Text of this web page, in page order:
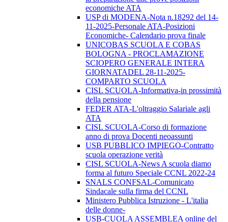
economiche ATA
USP di MODENA-Nota n.18292 del 14-
11-2025-Personale ATA-Posizioni
Economiche- Calendario prova finale
UNICOBAS SCUOLA E COBAS
BOLOGNA - PROCLAMAZIONE
SCIOPERO GENERALE INTERA
GIORNATADEL 28-11-2025-
COMPARTO SCUOLA
CISL SCUOLA-Informativa-in prossimità
della pensione
FEDER ATA-L'oltraggio Salariale agli
ATA
CISL SCUOLA-Corso di formazione
anno di prova Docenti neoassunti
USB PUBBLICO IMPIEGO-Contratto
scuola operazione verità
CISL SCUOLA-News A scuola diamo
forma al futuro Speciale CCNL 2022-24
SNALS CONFSAL-Comunicato
Sindacale sulla firma del CCNL
Ministero Pubblica Istruzione - L'italia
delle donne-
USB-CUOLA ASSEMBLEA online del